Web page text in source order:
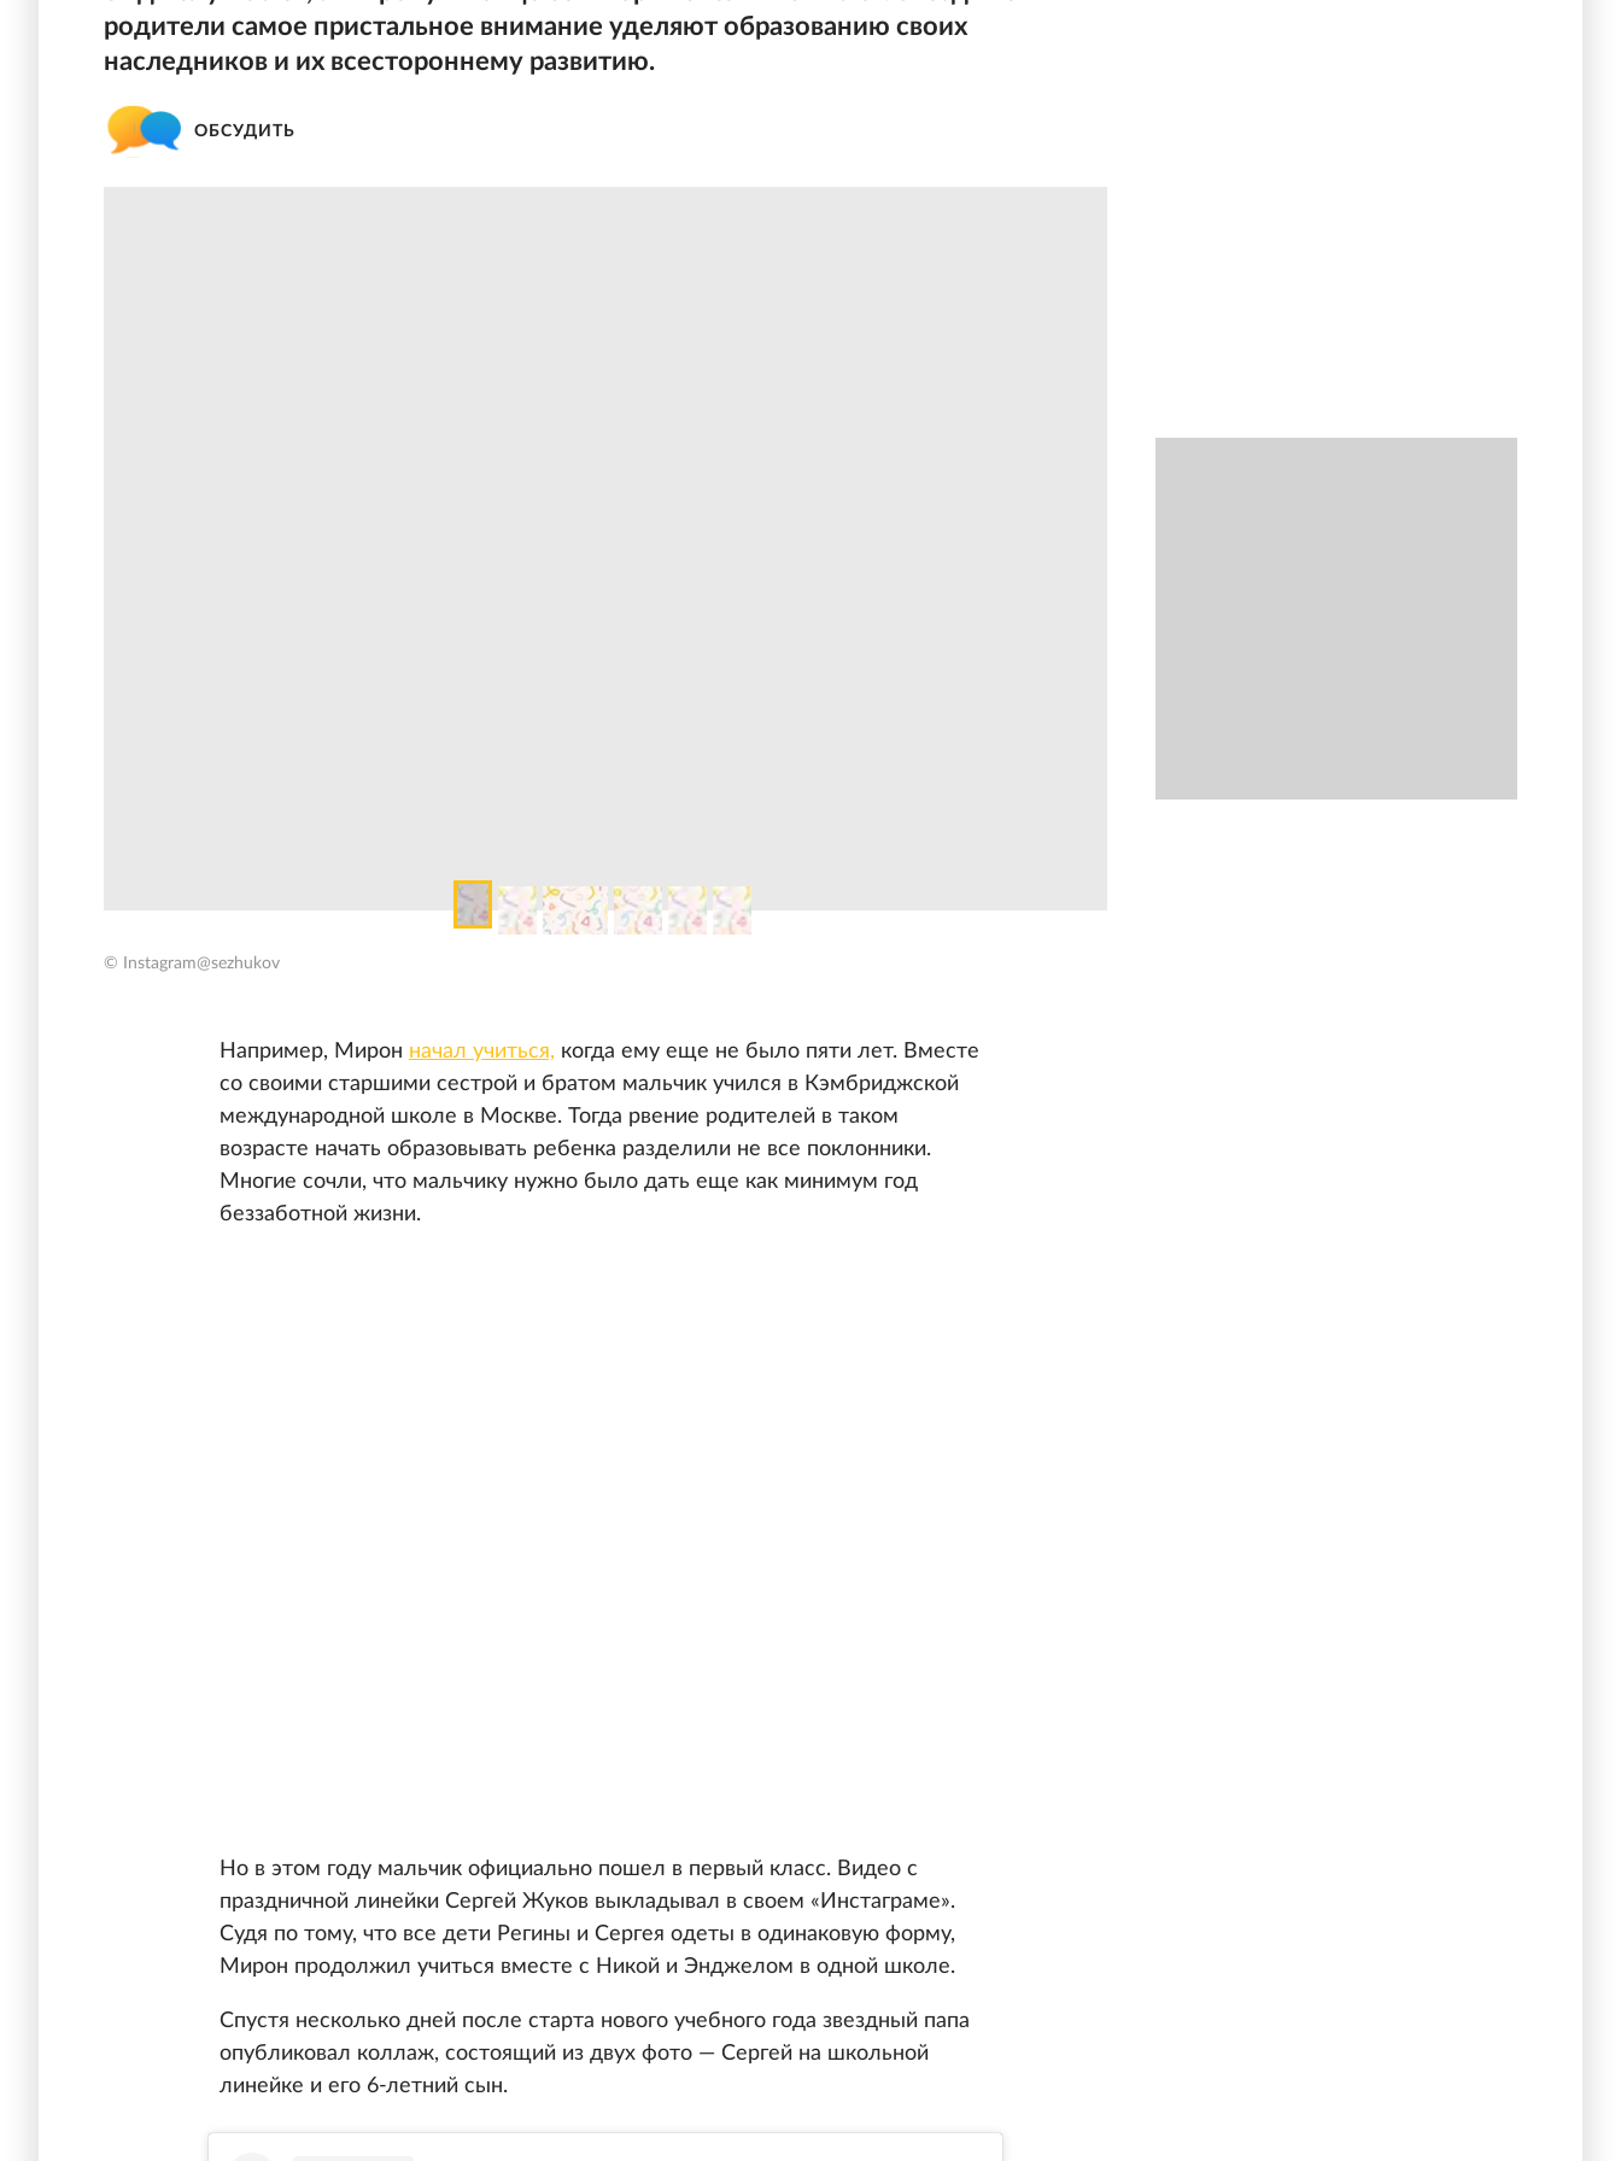
родители самое пристальное внимание уделяют образованию своих
наследников и их всестороннему развитию.
ОБСУДИТЬ
© Instagram@sezhukov
Например, Мирон начал учиться, когда ему еще не было пяти лет. Вместе
со своими старшими сестрой и братом мальчик учился в Кэмбриджской
международной школе в Москве. Тогда рвение родителей в таком
возрасте начать образовывать ребенка разделили не все поклонники.
Многие сочли, что мальчику нужно было дать еще как минимум год
беззаботной жизни.
Но в этом году мальчик официально пошел в первый класс. Видео с
праздничной линейки Сергей Жуков выкладывал в своем «Инстаграме».
Судя по тому, что все дети Регины и Сергея одеты в одинаковую форму,
Мирон продолжил учиться вместе с Никой и Энджелом в одной школе.
Спустя несколько дней после старта нового учебного года звездный папа
опубликовал коллаж, состоящий из двух фото — Сергей на школьной
линейке и его 6-летний сын.